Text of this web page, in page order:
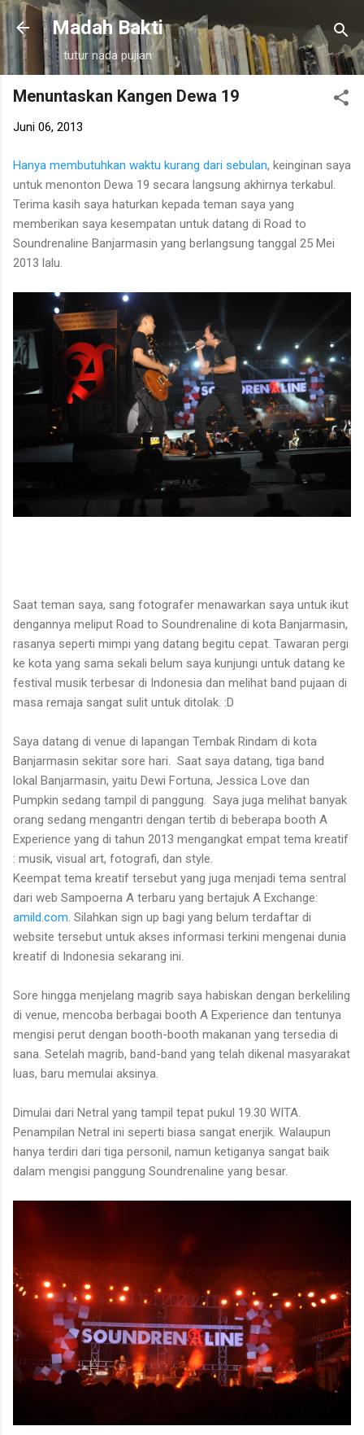
Langsung ke konten utama
Madah Bakti
tutur nada pujian
Menuntaskan Kangen Dewa 19
Juni 06, 2013
Hanya membutuhkan waktu kurang dari sebulan, keinginan saya
untuk menonton Dewa 19 secara langsung akhirnya terkabul.
Terima kasih saya haturkan kepada teman saya yang
memberikan saya kesempatan untuk datang di Road to
Soundrenaline Banjarmasin yang berlangsung tanggal 25 Mei
2013 lalu.
Saat teman saya, sang fotografer menawarkan saya untuk ikut
dengannya meliput Road to Soundrenaline di kota Banjarmasin,
rasanya seperti mimpi yang datang begitu cepat. Tawaran pergi
ke kota yang sama sekali belum saya kunjungi untuk datang ke
festival musik terbesar di Indonesia dan melihat band pujaan di
masa remaja sangat sulit untuk ditolak. :D
Saya datang di venue di lapangan Tembak Rindam di kota
Banjarmasin sekitar sore hari. Saat saya datang, tiga band
lokal Banjarmasin, yaitu Dewi Fortuna, Jessica Love dan
Pumpkin sedang tampil di panggung. Saya juga melihat banyak
orang sedang mengantri dengan tertib di beberapa booth A
Experience yang di tahun 2013 mengangkat empat tema kreatif
: musik, visual art, fotografi, dan style.
Keempat tema kreatif tersebut yang juga menjadi tema sentral
dari web Sampoerna A terbaru yang bertajuk A Exchange:
amild.com. Silahkan sign up bagi yang belum terdaftar di
website tersebut untuk akses informasi terkini mengenai dunia
kreatif di Indonesia sekarang ini.
Sore hingga menjelang magrib saya habiskan dengan berkeliling
di venue, mencoba berbagai booth A Experience dan tentunya
mengisi perut dengan booth-booth makanan yang tersedia di
sana. Setelah magrib, band-band yang telah dikenal masyarakat
luas, baru memulai aksinya.
Dimulai dari Netral yang tampil tepat pukul 19.30 WITA.
Penampilan Netral ini seperti biasa sangat enerjik. Walaupun
hanya terdiri dari tiga personil, namun ketiganya sangat baik
dalam mengisi panggung Soundrenaline yang besar.